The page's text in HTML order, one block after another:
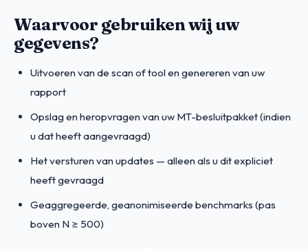
Waarvoor gebruiken wij uw
gegevens?
Uitvoeren van de scan of tool en genereren van uw
rapport
Opslag en heropvragen van uw MT-besluitpakket (indien
u dat heeft aangevraagd)
Het versturen van updates — alleen als u dit expliciet
heeft gevraagd
Geaggregeerde, geanonimiseerde benchmarks (pas
boven N ≥ 500)